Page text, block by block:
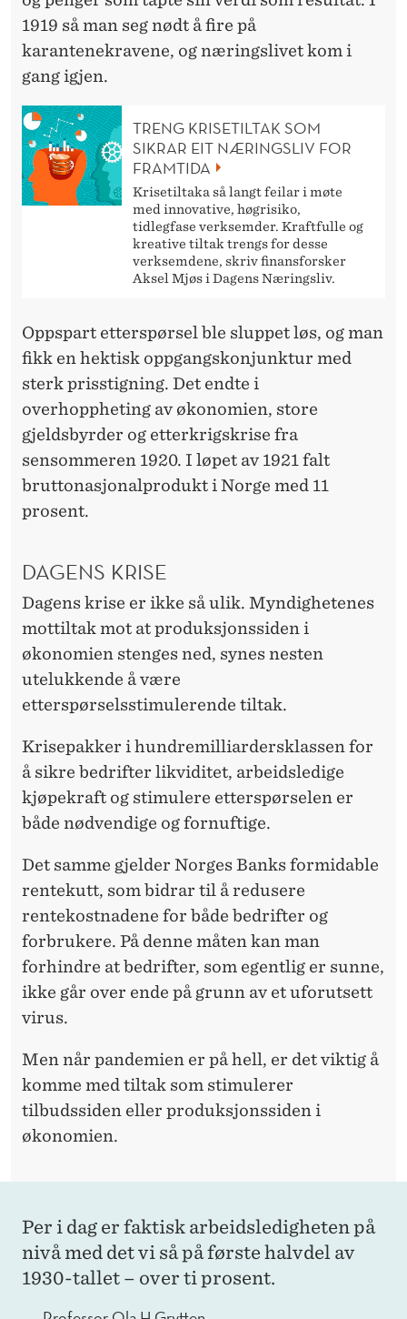
1919 så man seg nødt å fire på
karantenekravene, og næringslivet kom i
gang igjen.
TRENG KRISETILTAK SOM
SIKRAR EIT NÆRINGSLIV FOR
FRAMTIDA
Krisetiltaka så langt feilar i møte
med innovative, høgrisiko,
tidlegfase verksemder. Kraftfulle og
kreative tiltak trengs for desse
verksemdene, skriv finansforsker
Aksel Mjøs i Dagens Næringsliv.
Oppspart etterspørsel ble sluppet løs, og man
fikk en hektisk oppgangskonjunktur med
sterk prisstigning. Det endte i
overhoppheting av økonomien, store
gjeldsbyrder og etterkrigskrise fra
sensommeren 1920. I løpet av 1921 falt
bruttonasjonalprodukt i Norge med 11
prosent.
DAGENS KRISE
Dagens krise er ikke så ulik. Myndighetenes
mottiltak mot at produksjonssiden i
økonomien stenges ned, synes nesten
utelukkende å være
etterspørselsstimulerende tiltak.
Krisepakker i hundremilliardersklassen for
å sikre bedrifter likviditet, arbeidsledige
kjøpekraft og stimulere etterspørselen er
både nødvendige og fornuftige.
Det samme gjelder Norges Banks formidable
rentekutt, som bidrar til å redusere
rentekostnadene for både bedrifter og
forbrukere. På denne måten kan man
forhindre at bedrifter, som egentlig er sunne,
ikke går over ende på grunn av et uforutsett
virus.
Men når pandemien er på hell, er det viktig å
komme med tiltak som stimulerer
tilbudssiden eller produksjonssiden i
økonomien.
Per i dag er faktisk arbeidsledigheten på
nivå med det vi så på første halvdel av
1930-tallet – over ti prosent.